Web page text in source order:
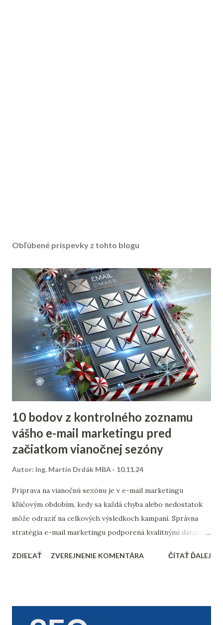
Obľúbené príspevky z tohto blogu
10 bodov z kontrolného zoznamu
vášho e-mail marketingu pred
začiatkom vianočnej sezóny
Autor: Ing. Martin Drdák MBA 10.11.24
Príprava na vianočnú sezónu je v e-mail marketingu
kľúčovým obdobím, kedy sa každá chyba alebo nedostatok
môže odraziť na celkových výsledkoch kampaní. Správna
stratégia e-mail marketingu podporená kvalitnými dátami a
priniesť nárast predajov aj vysokú spokojnosť zákazníkov.
ZDIEĽAŤ ZVEREJNENIE KOMENTÁRA ČÍTAŤ ĎALEJ